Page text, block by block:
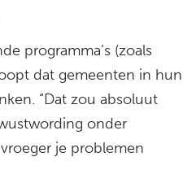
programma’s (zoals
dat gemeenten in hun
“Dat zou absoluut
onder
je problemen